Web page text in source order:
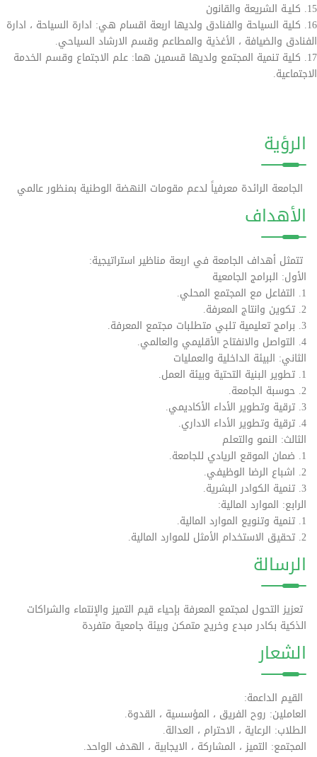
15. كليـة الشريعة والقانون
16. كلية السياحة والفنادق ولديها اربعة اقسام هي: ادارة السياحة ، ادارة
الفنادق والضيافة ، الأغذية والمطاعم وقسم الارشاد السياحي.
17. كلية تنمية المجتمع ولديها قسمين هما: علم الاجتماع وقسم الخدمة
الاجتماعية.
الرؤية
الجامعة الرائدة معرفياً لدعم مقومات النهضة الوطنية بمنظور عالمي
الأهداف
تتمثل أهداف الجامعة في اربعة مناظير استراتيجية:
الأول: البرامج الجامعية
1. التفاعل مع المجتمع المحلي.
2. تكوين وانتاج المعرفة.
3. برامج تعليمية تلبي متطلبات مجتمع المعرفة.
4. التواصل والانفتاح الأقليمي والعالمي.
الثاني: البيئة الداخلية والعمليات
1. تطوير البنية التحتية وبيئة العمل.
2. حوسبة الجامعة.
3. ترقية وتطوير الأداء الأكاديمي.
4. ترقية وتطوير الأداء الاداري.
الثالث: النمو والتعلم
1. ضمان الموقع الريادي للجامعة.
2. اشباع الرضا الوظيفي.
3. تنمية الكوادر البشرية.
الرابع: الموارد المالية:
1. تنمية وتنويع الموارد المالية.
2. تحقيق الاستخدام الأمثل للموارد المالية.
الرسالة
تعزيز التحول لمجتمع المعرفة بإحياء قيم التميز والإنتماء والشراكات
الذكية بكادر مبدع وخريج متمكن وبيئة جامعية متفردة
الشعار
القيم الداعمة:
العاملين: روح الفريق ، المؤسسية ، القدوة.
الطلاب: الرعاية ، الاحترام ، العدالة.
المجتمع: التميز ، المشاركة ، الايجابية ، الهدف الواحد.